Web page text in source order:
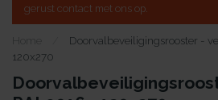
gerust contact met ons op.
Home
Doorvalbeveiligingsrooster -
120x270